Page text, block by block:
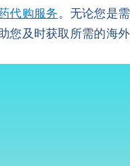
代购服务 。无论您是
您及时获取所需的海